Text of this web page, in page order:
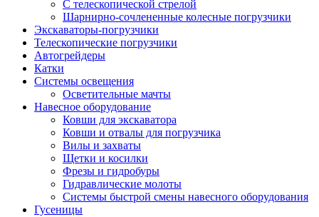
С телескопической стрелой
Шарнирно-сочлененные колесные погрузчики
Экскаваторы-погрузчики
Телескопические погрузчики
Автогрейдеры
Катки
Системы освещения
Осветительные мачты
Навесное оборудование
Ковши для экскаватора
Ковши и отвалы для погрузчика
Вилы и захваты
Щетки и косилки
Фрезы и гидробуры
Гидравлические молоты
Системы быстрой смены навесного оборудования
Гусеницы